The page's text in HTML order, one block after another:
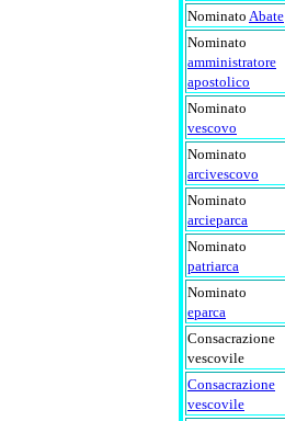
Nominato Abate
Nominato
amministratore
apostolico
Nominato
vescovo
Nominato
arcivescovo
Nominato
arcieparca
Nominato
patriarca
Nominato
eparca
Consacrazione
vescovile
Consacrazione
vescovile